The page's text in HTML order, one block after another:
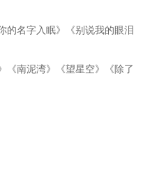
的名字入眠》《别说我的眼泪
《南泥湾》《望星空》《除了
爱越深就越来越心痛》《回